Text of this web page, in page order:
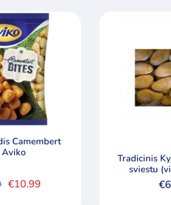
Camembert
€10.99
Tradicinis
sviestu
dėžėje€